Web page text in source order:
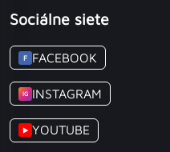
Sociálne siete
F FACEBOOK
IG INSTAGRAM
▶ YOUTUBE